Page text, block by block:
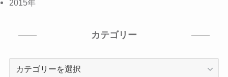
2015年
カテゴリー